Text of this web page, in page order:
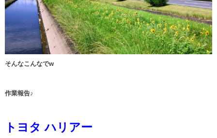
そんなこんなでw
作業報告♪
トヨタ ハリアー